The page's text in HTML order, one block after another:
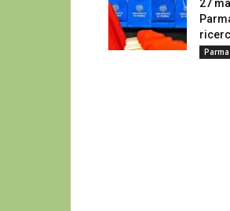
27
Parma